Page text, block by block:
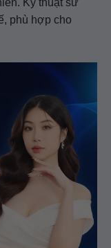
Kỹ thuật sử
phù hợp cho